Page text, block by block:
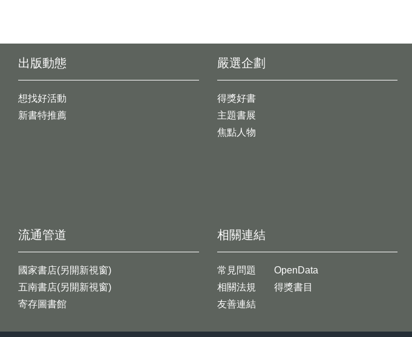
出版動態
想找好活動
新書特推薦
嚴選企劃
得獎好書
主題書展
焦點人物
流通管道
國家書店(另開新視窗)
五南書店(另開新視窗)
寄存圖書館
相關連結
常見問題
相關法規
友善連結
OpenData
得獎書目